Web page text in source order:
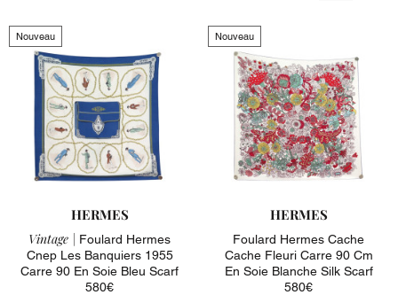
Nouveau
HERMES
Vintage | Foulard Hermes
Cnep Les Banquiers 1955
Carre 90 En Soie Bleu Scarf
580€
Nouveau
HERMES
Foulard Hermes Cache
Cache Fleuri Carre 90 Cm
En Soie Blanche Silk Scarf
580€